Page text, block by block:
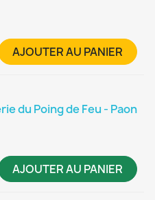
AJOUTER AU PANIER
du Poing de Feu - Paon
AJOUTER AU PANIER